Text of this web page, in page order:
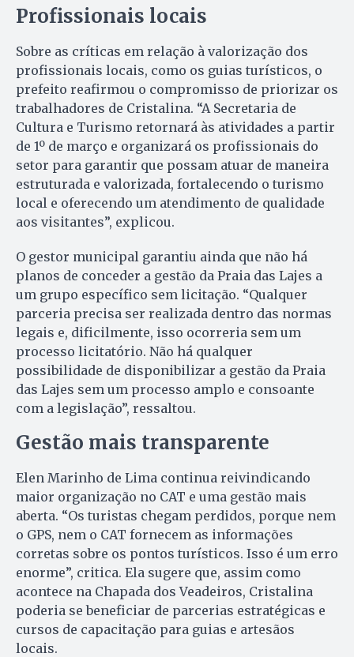
Profissionais locais
Sobre as críticas em relação à valorização dos
profissionais locais, como os guias turísticos, o
prefeito reafirmou o compromisso de priorizar os
trabalhadores de Cristalina. “A Secretaria de
Cultura e Turismo retornará às atividades a partir
de 1º de março e organizará os profissionais do
setor para garantir que possam atuar de maneira
estruturada e valorizada, fortalecendo o turismo
local e oferecendo um atendimento de qualidade
aos visitantes”, explicou.
O gestor municipal garantiu ainda que não há
planos de conceder a gestão da Praia das Lajes a
um grupo específico sem licitação. “Qualquer
parceria precisa ser realizada dentro das normas
legais e, dificilmente, isso ocorreria sem um
processo licitatório. Não há qualquer
possibilidade de disponibilizar a gestão da Praia
das Lajes sem um processo amplo e consoante
com a legislação”, ressaltou.
Gestão mais transparente
Elen Marinho de Lima continua reivindicando
maior organização no CAT e uma gestão mais
aberta. “Os turistas chegam perdidos, porque nem
o GPS, nem o CAT fornecem as informações
corretas sobre os pontos turísticos. Isso é um erro
enorme”, critica. Ela sugere que, assim como
acontece na Chapada dos Veadeiros, Cristalina
poderia se beneficiar de parcerias estratégicas e
cursos de capacitação para guias e artesãos
locais.